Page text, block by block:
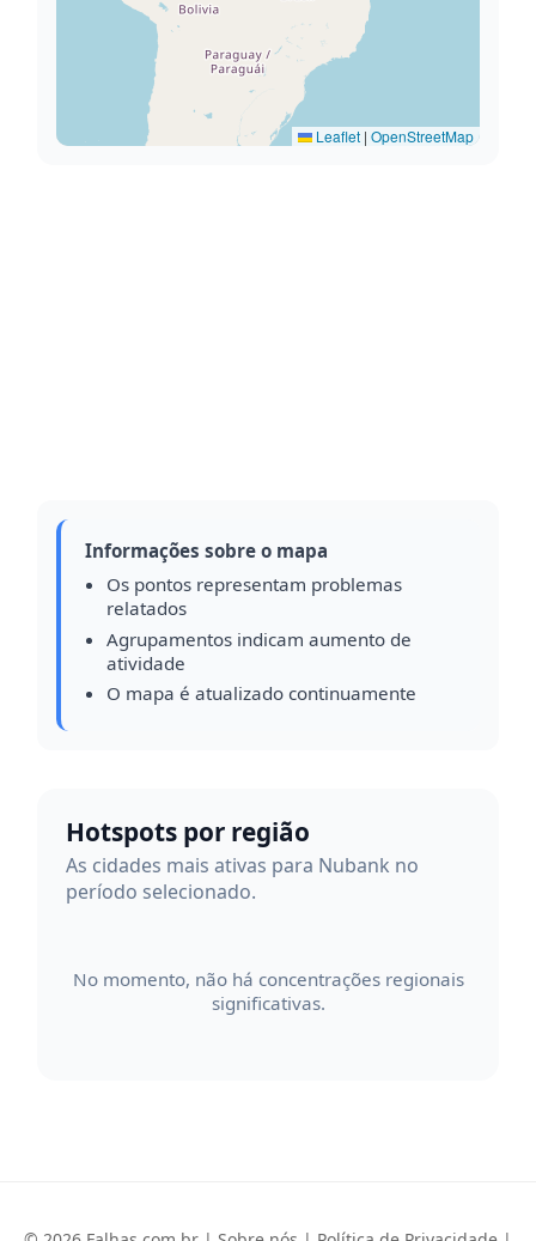
Leaflet | OpenStreetMap
Informações sobre o mapa
Os pontos representam problemas
relatados
Agrupamentos indicam aumento de
atividade
O mapa é atualizado continuamente
Hotspots por região
As cidades mais ativas para Nubank no
período selecionado.
No momento, não há concentrações regionais
significativas.